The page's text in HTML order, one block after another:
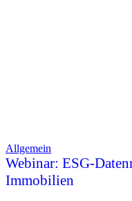
Allgemein
Webinar: ESG-
Immobilien